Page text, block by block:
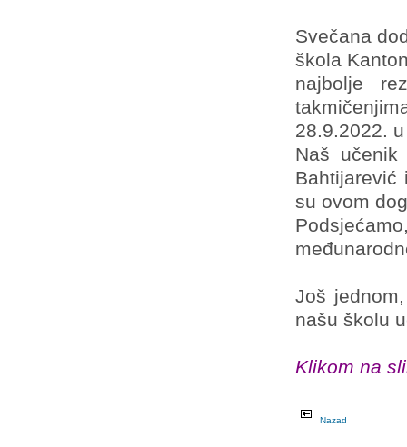
Svečana
škola
najbolje
28.9.2022.
Naš učenik
Bahtijarević
su ovom
Još
našu školu
Klikom na
Nazad